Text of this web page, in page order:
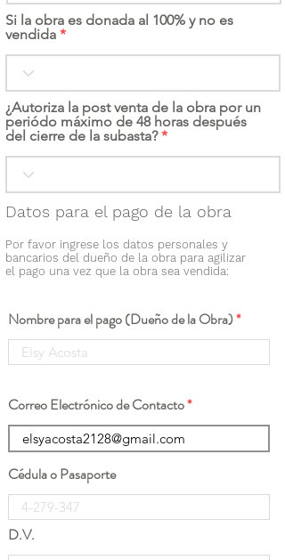
Si la obra es donada al 100% y no es
vendida
¿Autoriza la post venta de la obra por un
periódo máximo de 48 horas después
del cierre de la subasta?
Datos para el pago de la obra
Por favor ingrese los datos personales y
bancarios del dueño de la obra para agilizar
el pago una vez que la obra sea vendida:
Nombre para el pago (Dueño de la Obra)
Correo Electrónico de Contacto
Cédula o Pasaporte
D.V.